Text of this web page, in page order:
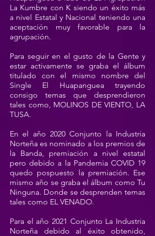
La Kumbre con K siendo un éxito más
a nivel Estatal y Nacional teniendo una
aceptación muy favorable para la
agrupación.
Para seguir en el gusto de la Gente y
estar activamente se graba el álbum
titulado con el mismo nombre del
Single El Huapanguea trayendo
consigo temas que desprendieron
tales como, MOLINOS DE VIENTO, LA
TUSA.
En el año 2020 Conjunto la Industria
Norteña es nominado a los premios de
la Banda, premiación a nivel estatal
pero debido a la Pandemia COVID 19
quedo pospuesto la premiación. Ese
mismo año se graba el álbum como Tu
Ninguna. Donde se desprenden temas
tales como EL VENADO.
Para el año 2021 Conjunto La Industria
Norteña debido al éxito obtenido,